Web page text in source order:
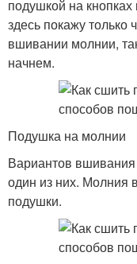
подушкой на
здесь покажу
вшивании молнии,
начнем.
Подушка на молнии
Вариантов
один из них. Молния
подушки.